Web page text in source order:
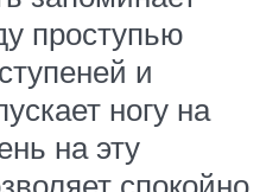
проступью
и
ногу на
на эту